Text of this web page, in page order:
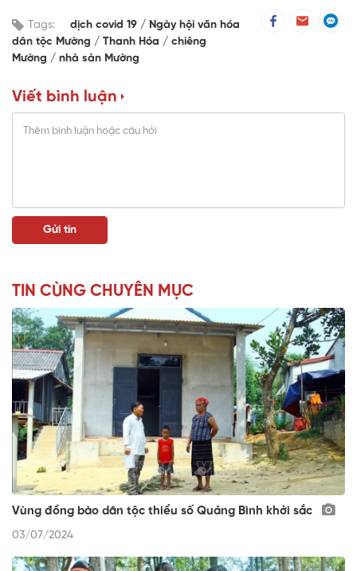
Tags: dịch covid 19
Ngày hội văn hóa
dân tộc Mường
Thanh Hóa
chiêng
Mường
nhà sàn Mường
Viết bình luận
TIN CÙNG CHUYÊN MỤC
Vùng đồng bào dân tộc thiểu số Quảng Bình khởi sắc
03/07/2024